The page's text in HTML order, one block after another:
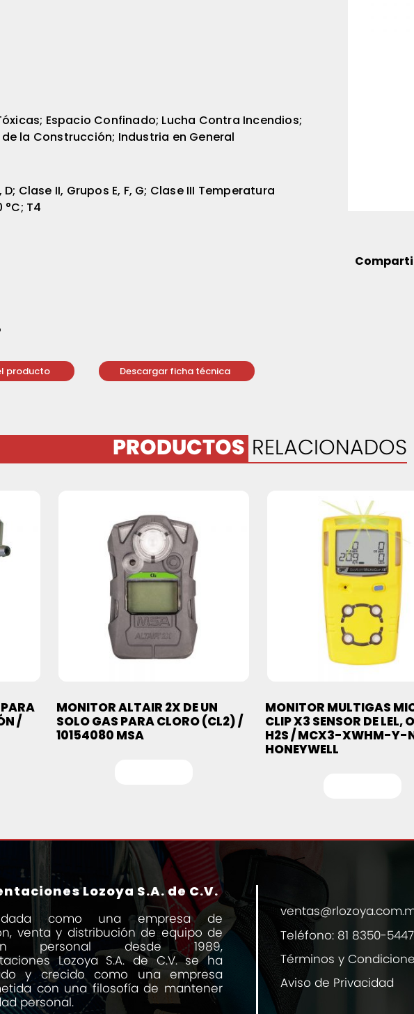
Espacio Confinado; Lucha Contra Incendios;
la Construcción; Industria en General
D; Clase II, Grupos E, F, G; Clase III Temperatura
T4
producto Descargar ficha técnica
PRODUCTOS RELACIONADOS
/
MONITOR ALTAIR 2X DE UN
SOLO GAS PARA CLORO (CL2) /
10154080 MSA
MONITOR MULTIGAS
CLIP X3 SENSOR DE LEL,
H2S / MCX3-XWHM-Y-
HONEYWELL
Lozoya S.A. de C.V.
como una empresa de
venta y distribución de equipo de
personal desde 1989,
Lozoya S.A. de C.V. se ha
y crecido como una empresa
con una filosofía de mantener
personal.
Teléfono: 81 8350-5447
Términos y
Aviso de Privacidad